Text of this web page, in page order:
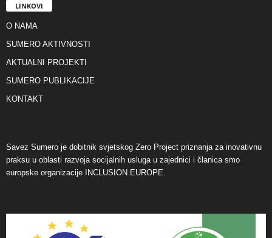
LINKOVI
O NAMA
SUMERO AKTIVNOSTI
AKTUALNI PROJEKTI
SUMERO PUBLIKACIJE
KONTAKT
Savez Sumero je dobitnik svjetskog Zero Project priznanja za inovativnu
praksu u oblasti razvoja socijalnih usluga u zajednici i članica smo
europske organizacije INCLUSION EUROPE.